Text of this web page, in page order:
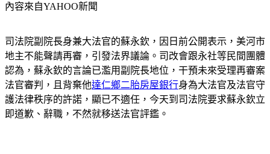
內容來自YAHOO新聞
司法院副院長身兼大法官的蘇永欽，因日前公開表示，美河市
地主不能聲請再審，引發法界議論。司改會跟永社等民間團體
認為，蘇永欽的言論已濫用副院長地位，干預未來受理再審案
法官審判，且背棄他達仁鄉二胎房屋銀行身為大法官及法官守
護法律秩序的許諾，顯已不適任，今天到司法院要求蘇永欽立
即道歉、辭職，不然就移送法官評鑑。